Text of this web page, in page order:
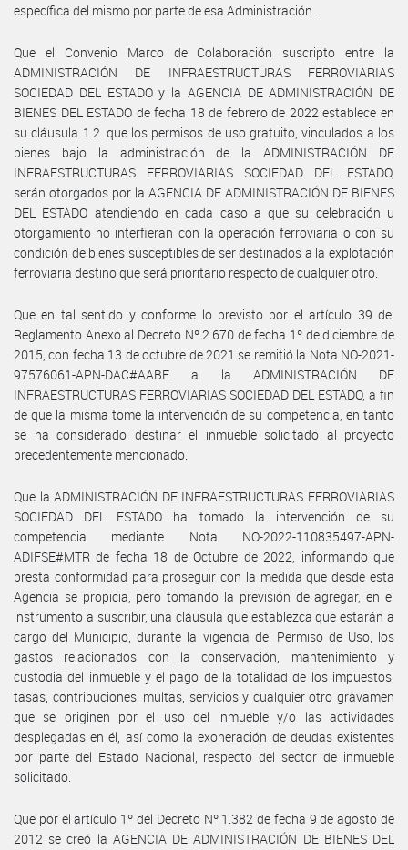
específica del mismo por parte de esa Administración.
Que el Convenio Marco de Colaboración suscripto entre la
ADMINISTRACIÓN DE INFRAESTRUCTURAS FERROVIARIAS
SOCIEDAD DEL ESTADO y la AGENCIA DE ADMINISTRACIÓN DE
BIENES DEL ESTADO de fecha 18 de febrero de 2022 establece en
su cláusula 1.2. que los permisos de uso gratuito, vinculados a los
bienes bajo la administración de la ADMINISTRACIÓN DE
INFRAESTRUCTURAS FERROVIARIAS SOCIEDAD DEL ESTADO,
serán otorgados por la AGENCIA DE ADMINISTRACIÓN DE BIENES
DEL ESTADO atendiendo en cada caso a que su celebración u
otorgamiento no interfieran con la operación ferroviaria o con su
condición de bienes susceptibles de ser destinados a la explotación
ferroviaria destino que será prioritario respecto de cualquier otro.
Que en tal sentido y conforme lo previsto por el artículo 39 del
Reglamento Anexo al Decreto Nº 2.670 de fecha 1º de diciembre de
2015, con fecha 13 de octubre de 2021 se remitió la Nota NO-2021-
97576061-APN-DAC#AABE a la ADMINISTRACIÓN DE
INFRAESTRUCTURAS FERROVIARIAS SOCIEDAD DEL ESTADO, a fin
de que la misma tome la intervención de su competencia, en tanto
se ha considerado destinar el inmueble solicitado al proyecto
precedentemente mencionado.
Que la ADMINISTRACIÓN DE INFRAESTRUCTURAS FERROVIARIAS
SOCIEDAD DEL ESTADO ha tomado la intervención de su
competencia mediante Nota NO-2022-110835497-APN-
ADIFSE#MTR de fecha 18 de Octubre de 2022, informando que
presta conformidad para proseguir con la medida que desde esta
Agencia se propicia, pero tomando la previsión de agregar, en el
instrumento a suscribir, una cláusula que establezca que estarán a
cargo del Municipio, durante la vigencia del Permiso de Uso, los
gastos relacionados con la conservación, mantenimiento y
custodia del inmueble y el pago de la totalidad de los impuestos,
tasas, contribuciones, multas, servicios y cualquier otro gravamen
que se originen por el uso del inmueble y/o las actividades
desplegadas en él, así como la exoneración de deudas existentes
por parte del Estado Nacional, respecto del sector de inmueble
solicitado.
Que por el artículo 1º del Decreto Nº 1.382 de fecha 9 de agosto de
2012 se creó la AGENCIA DE ADMINISTRACIÓN DE BIENES DEL